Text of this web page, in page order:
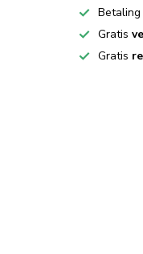
Gratis
Gratis